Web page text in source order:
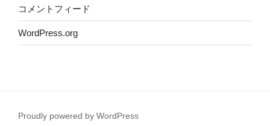
コメントフィード
WordPress.org
Proudly powered by WordPress